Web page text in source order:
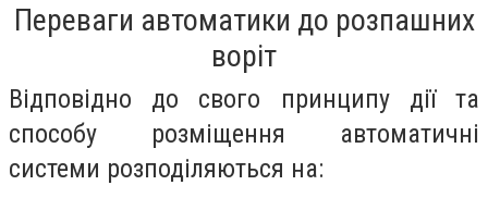
Переваги автоматики до розпашних
воріт
Відповідно до свого принципу дії та
способу розміщення автоматичні
системи розподіляються на: